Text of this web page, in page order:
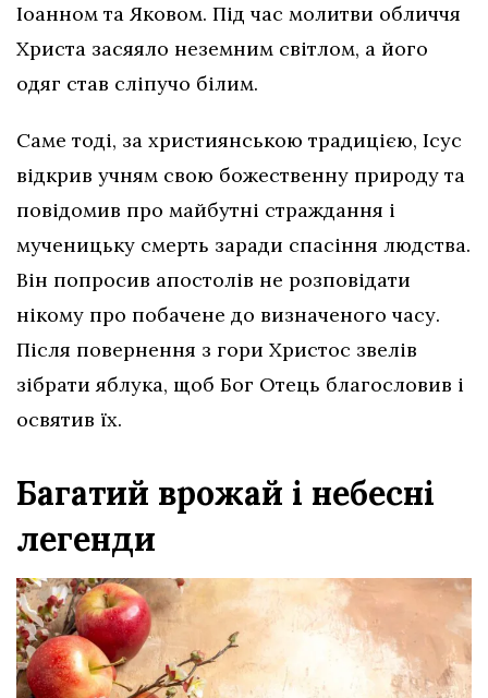
Іоанном та Яковом. Під час молитви обличчя
Христа засяяло неземним світлом, а його
одяг став сліпучо білим.
Саме тоді, за християнською традицією, Ісус
відкрив учням свою божественну природу та
повідомив про майбутні страждання і
мученицьку смерть заради спасіння людства.
Він попросив апостолів не розповідати
нікому про побачене до визначеного часу.
Після повернення з гори Христос звелів
зібрати яблука, щоб Бог Отець благословив і
освятив їх.
Багатий врожай і небесні
легенди